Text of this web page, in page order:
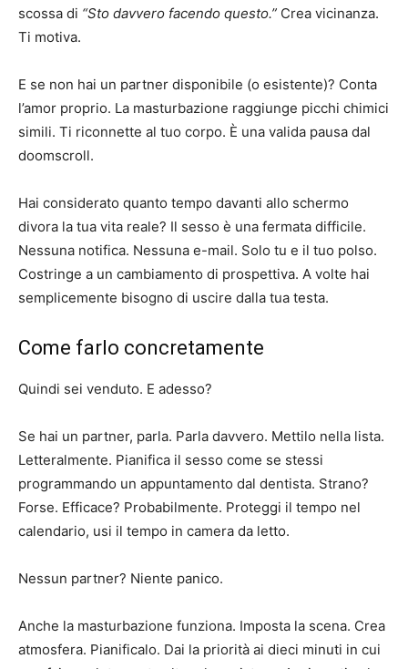
scossa di “Sto davvero facendo questo.” Crea vicinanza.
Ti motiva.
E se non hai un partner disponibile (o esistente)? Conta
l’amor proprio. La masturbazione raggiunge picchi chimici
simili. Ti riconnette al tuo corpo. È una valida pausa dal
doomscroll.
Hai considerato quanto tempo davanti allo schermo
divora la tua vita reale? Il sesso è una fermata difficile.
Nessuna notifica. Nessuna e-mail. Solo tu e il tuo polso.
Costringe a un cambiamento di prospettiva. A volte hai
semplicemente bisogno di uscire dalla tua testa.
Come farlo concretamente
Quindi sei venduto. E adesso?
Se hai un partner, parla. Parla davvero. Mettilo nella lista.
Letteralmente. Pianifica il sesso come se stessi
programmando un appuntamento dal dentista. Strano?
Forse. Efficace? Probabilmente. Proteggi il tempo nel
calendario, usi il tempo in camera da letto.
Nessun partner? Niente panico.
Anche la masturbazione funziona. Imposta la scena. Crea
atmosfera. Pianificalo. Dai la priorità ai dieci minuti in cui